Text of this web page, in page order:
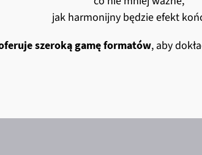
jak harmonijny będzie efekt
szeroką gamę formatów, aby